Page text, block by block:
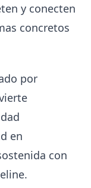
y conecten
concretos
por
en
con